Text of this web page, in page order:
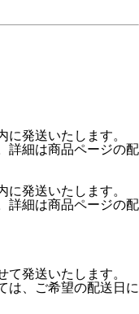
に発送いたします。
詳細は商品ページの配
に発送いたします。
詳細は商品ページの配
て発送いたします。
は、ご希望の配送日に